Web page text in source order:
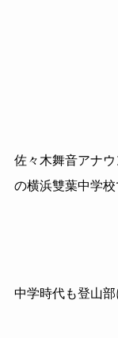
佐々木舞音アナ
の横浜雙葉中学校
中学時代も登山部